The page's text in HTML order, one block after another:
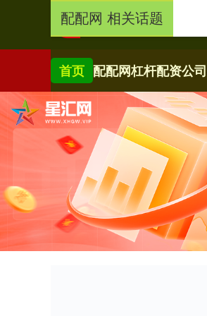
首页 配配网杠杆配资公司
配配网 相关话题